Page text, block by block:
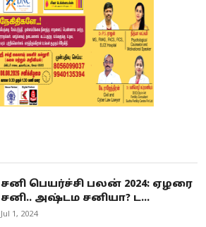
சனி பெயர்ச்சி பலன் 2024: ஏழரை
சனி.. அஷ்டம சனியா? ட...
Jul 1, 2024